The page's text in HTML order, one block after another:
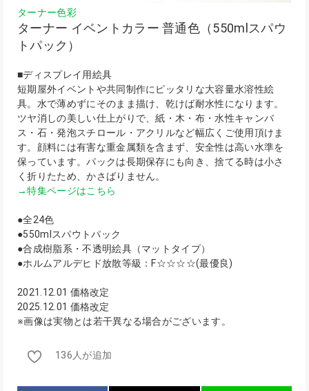
ターナー色彩
ターナー イベントカラー 普通色（550mlスパウ
トパック）
■ディスプレイ用絵具
短期屋外イベントや共同制作にピッタリな大容量水溶性絵
具。水で薄めずにそのまま描け、乾けば耐水性になります。
ツヤ消しの美しい仕上がりで、紙・木・布・水性キャンバ
ス・石・発泡スチロール・アクリルなど幅広くご使用頂けま
す。顔料には有害な重金属類を含まず、安全性は高い水準を
保っています。パックは長期保存にも向き、捨てる時は小さ
く折りたため、かさばりません。
→特集ページはこちら
●全24色
●550mlスパウトパック
●合成樹脂系・不透明絵具（マットタイプ）
●ホルムアルデヒド放散等級：F☆☆☆☆(最優良)
2021.12.01 価格改定
2025.12.01 価格改定
※画像は実物とは若干異なる場合がございます。
136人が追加